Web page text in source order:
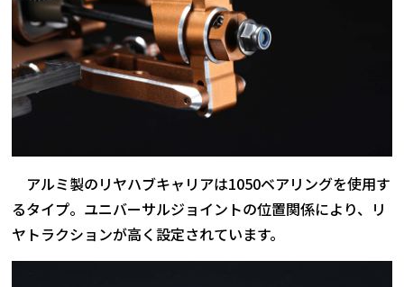
アルミ製のリヤハブキャリアは1050ベアリングを使用す
るタイプ。ユニバーサルジョイントの位置関係により、リ
ヤトラクションが高く設定されています。